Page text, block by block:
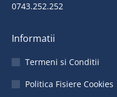
0743.252.252
Informatii
Termeni si Conditii
Politica Fisiere Cookies